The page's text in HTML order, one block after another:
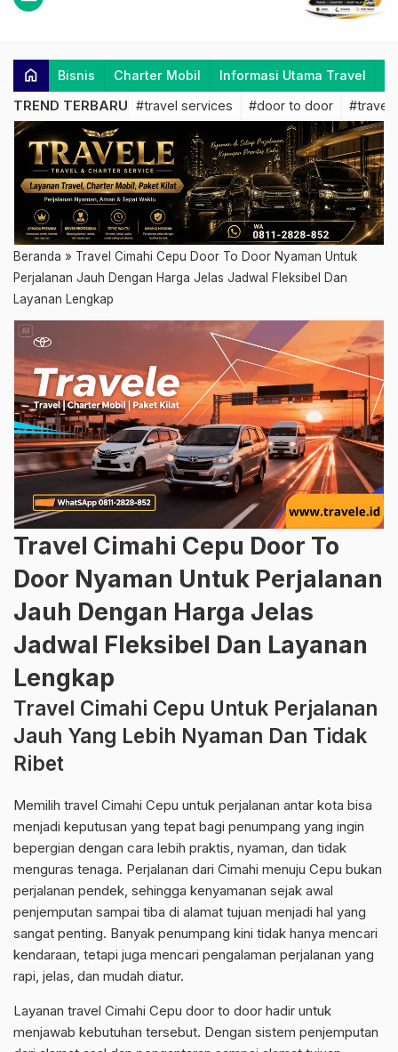
home Bisnis Charter Mobil Informasi Utama Travel
TREND TERBARU #travel services #door to door #travel
Beranda » Travel Cimahi Cepu Door To Door Nyaman Untuk
Perjalanan Jauh Dengan Harga Jelas Jadwal Fleksibel Dan
Layanan Lengkap
Travel Cimahi Cepu Door To
Door Nyaman Untuk Perjalanan
Jauh Dengan Harga Jelas
Jadwal Fleksibel Dan Layanan
Lengkap
Travel Cimahi Cepu Untuk Perjalanan
Jauh Yang Lebih Nyaman Dan Tidak
Ribet
Memilih travel Cimahi Cepu untuk perjalanan antar kota bisa
menjadi keputusan yang tepat bagi penumpang yang ingin
bepergian dengan cara lebih praktis, nyaman, dan tidak
menguras tenaga. Perjalanan dari Cimahi menuju Cepu bukan
perjalanan pendek, sehingga kenyamanan sejak awal
penjemputan sampai tiba di alamat tujuan menjadi hal yang
sangat penting. Banyak penumpang kini tidak hanya mencari
kendaraan, tetapi juga mencari pengalaman perjalanan yang
rapi, jelas, dan mudah diatur.
Layanan travel Cimahi Cepu door to door hadir untuk
menjawab kebutuhan tersebut. Dengan sistem penjemputan